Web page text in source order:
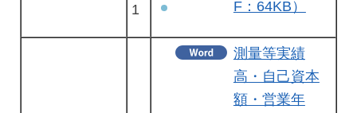
1 F：64KB）
測量等実績
高・自己資本
額・営業年